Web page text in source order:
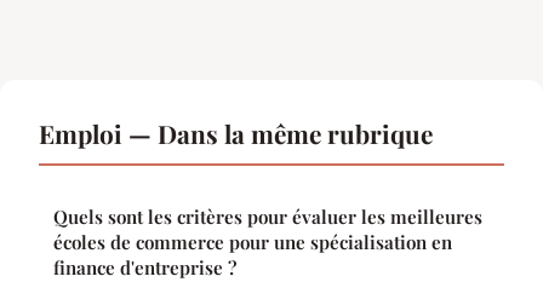
Emploi — Dans la même rubrique
Quels sont les critères pour évaluer les meilleures
écoles de commerce pour une spécialisation en
finance d'entreprise ?